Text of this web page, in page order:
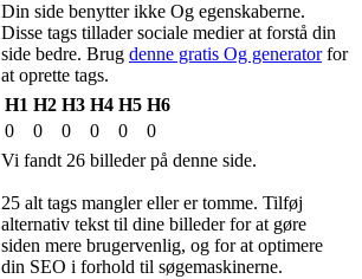
Din side benytter ikke Og egenskaberne.
Disse tags tillader sociale medier at forstå din
side bedre. Brug denne gratis Og generatorfor
at oprette tags.
H1 H2 H3 H4 H5 H6
0
0 0 0 0 0
Vi fandt 26 billeder på denne side.
25 alt tags mangler eller er tomme. Tilføj
alternativ tekst til dine billeder for at gøre
siden mere brugervenlig, og for at optimere
din SEO i forhold til søgemaskinerne.